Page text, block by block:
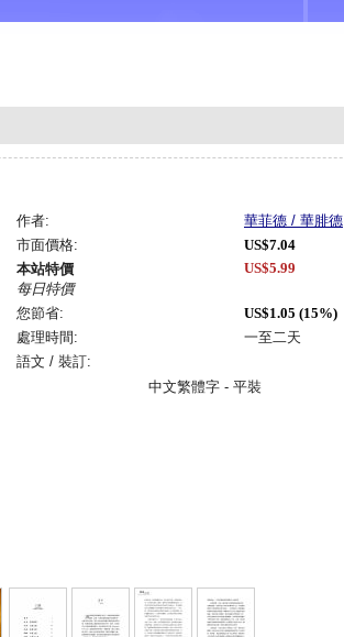
作者:
華菲德 / 華腓德
市面價格:
US$7.04
本站特價
每日特價
US$5.99
您節省:
US$1.05 (15%)
處理時間:
一至二天
語文 / 裝訂:
中文繁體字 - 平裝